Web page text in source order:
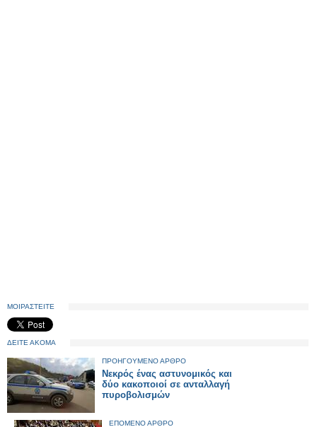
ΜΟΙΡΑΣΤΕΙΤΕ
ΔΕΙΤΕ ΑΚΟΜΑ
ΠΡΟΗΓΟΥΜΕΝΟ ΑΡΘΡΟ
Νεκρός ένας αστυνομικός και
δύο κακοποιοί σε ανταλλαγή
πυροβολισμών
ΕΠΟΜΕΝΟ ΑΡΘΡΟ